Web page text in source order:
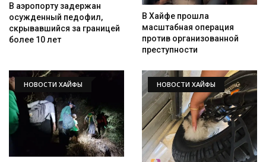
В аэропорту задержан
осужденный педофил,
скрывавшийся за границей
более 10 лет
В Хайфе прошла
масштабная операция
против организованной
преступности
НОВОСТИ ХАЙФЫ НОВОСТИ ХАЙФЫ